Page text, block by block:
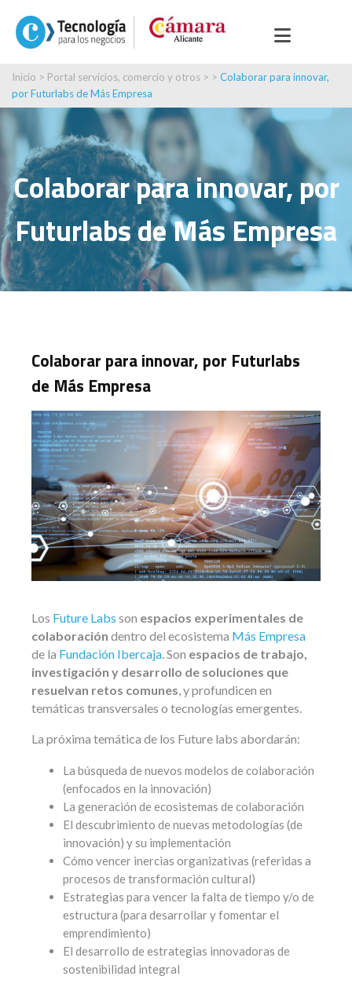
Inicio > Portal servicios, comercio y otros > > Colaborar para innovar,
por Futurlabs de Más Empresa
Colaborar para innovar, por
Futurlabs de Más Empresa
Colaborar para innovar, por Futurlabs
de Más Empresa
Los Future Labs son espacios experimentales de
colaboración dentro del ecosistema Más Empresa
de la Fundación Ibercaja. Son espacios de trabajo,
investigación y desarrollo de soluciones que
resuelvan retos comunes, y profundicen en
temáticas transversales o tecnologías emergentes.
La próxima temática de los Future labs abordarán:
La búsqueda de nuevos modelos de colaboración
(enfocados en la innovación)
La generación de ecosistemas de colaboración
El descubrimiento de nuevas metodologías (de
innovación) y su implementación
Cómo vencer inercias organizativas (referidas a
procesos de transformación cultural)
Estrategias para vencer la falta de tiempo y/o de
estructura (para desarrollar y fomentar el
emprendimiento)
El desarrollo de estrategias innovadoras de
sostenibilidad integral